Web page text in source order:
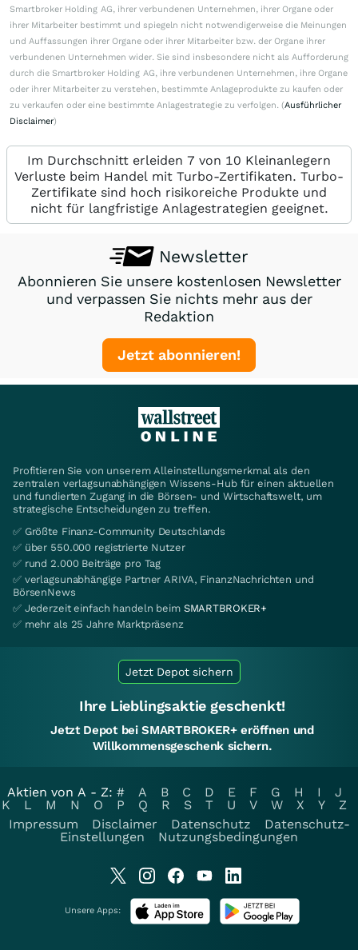
Smartbroker Holding AG, ihrer verbundenen Unternehmen, ihrer Organe oder
ihrer Mitarbeiter bestimmt und spiegeln nicht notwendigerweise die Meinungen
und Auffassungen ihrer Organe oder ihrer Mitarbeiter bzw. der Organe ihrer
verbundenen Unternehmen wider. Sie sind insbesondere nicht als Aufforderung
durch die Smartbroker Holding AG, ihre verbundenen Unternehmen, ihre Organe
oder ihrer Mitarbeiter zu verstehen, bestimmte Anlageprodukte zu kaufen oder
zu verkaufen oder eine bestimmte Anlagestrategie zu verfolgen. (Ausführlicher
Disclaimer)
Im Durchschnitt erleiden 7 von 10 Kleinanlegern
Verluste beim Handel mit Turbo-Zertifikaten. Turbo-
Zertifikate sind hoch risikoreiche Produkte und
nicht für langfristige Anlagestrategien geeignet.
Newsletter
Abonnieren Sie unsere kostenlosen Newsletter
und verpassen Sie nichts mehr aus der
Redaktion
Jetzt abonnieren!
Profitieren Sie von unserem Alleinstellungsmerkmal als den
zentralen verlagsunabhängigen Wissens-Hub für einen aktuellen
und fundierten Zugang in die Börsen- und Wirtschaftswelt, um
strategische Entscheidungen zu treffen.
✅ Größte Finanz-Community Deutschlands
✅ über 550.000 registrierte Nutzer
✅ rund 2.000 Beiträge pro Tag
✅ verlagsunabhängige Partner ARIVA, FinanzNachrichten und
BörsenNews
✅ Jederzeit einfach handeln beim SMARTBROKER+
✅ mehr als 25 Jahre Marktpräsenz
Jetzt Depot sichern
Ihre Lieblingsaktie geschenkt!
Jetzt Depot bei SMARTBROKER+ eröffnen und
Willkommensgeschenk sichern.
Aktien von A - Z: # A B C D E F G H I
J
K
L M N O P Q R S T U V W X Y
Z
Impressum
Disclaimer Datenschutz
Datenschutz-
Einstellungen
Nutzungsbedingungen
Unsere Apps: